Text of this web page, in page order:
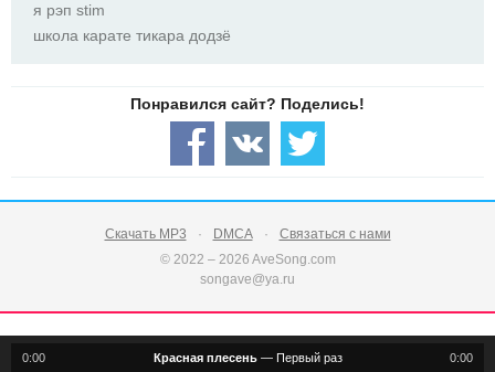
я рэп stim
школа карате тикара додзё
Скачать MP3 DMCA
Связаться с нами
© 2022 – 2026 AveSong.com
songave@ya.ru
0:00 0:00
Красная плесень — Первый раз